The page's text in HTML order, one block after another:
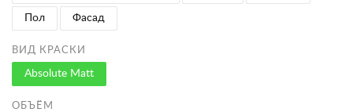
Пол Фасад
ВИД КРАСКИ
Absolute Matt
ОБЪЁМ